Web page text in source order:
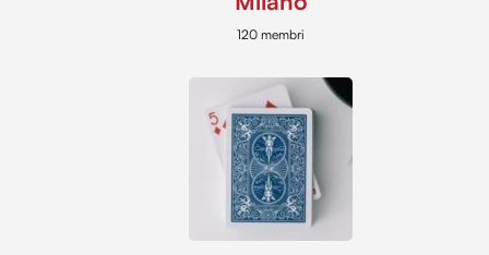
120 membri